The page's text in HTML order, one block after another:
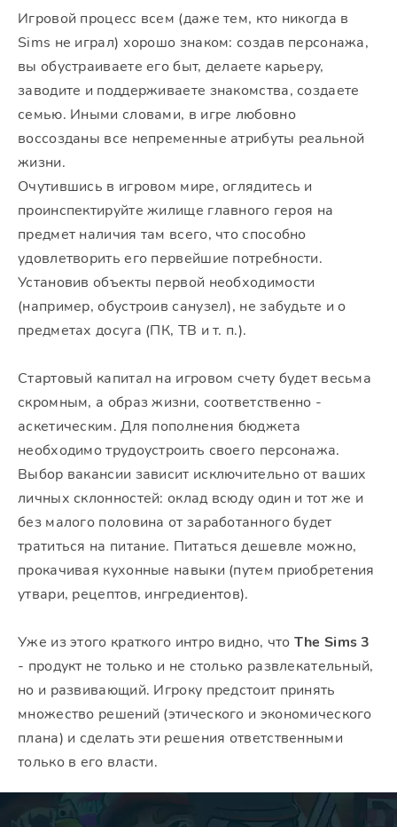
Игровой процесс всем (даже тем, кто никогда в
Sims не играл) хорошо знаком: создав персонажа,
вы обустраиваете его быт, делаете карьеру,
заводите и поддерживаете знакомства, создаете
семью. Иными словами, в игре любовно
воссозданы все непременные атрибуты реальной
жизни.
Очутившись в игровом мире, оглядитесь и
проинспектируйте жилище главного героя на
предмет наличия там всего, что способно
удовлетворить его первейшие потребности.
Установив объекты первой необходимости
(например, обустроив санузел), не забудьте и о
предметах досуга (ПК, ТВ и т. п.).
Стартовый капитал на игровом счету будет весьма
скромным, а образ жизни, соответственно -
аскетическим. Для пополнения бюджета
необходимо трудоустроить своего персонажа.
Выбор вакансии зависит исключительно от ваших
личных склонностей: оклад всюду один и тот же и
без малого половина от заработанного будет
тратиться на питание. Питаться дешевле можно,
прокачивая кухонные навыки (путем приобретения
утвари, рецептов, ингредиентов).
Уже из этого краткого интро видно, что The Sims 3
- продукт не только и не столько развлекательный,
но и развивающий. Игроку предстоит принять
множество решений (этического и экономического
плана) и сделать эти решения ответственными
только в его власти.